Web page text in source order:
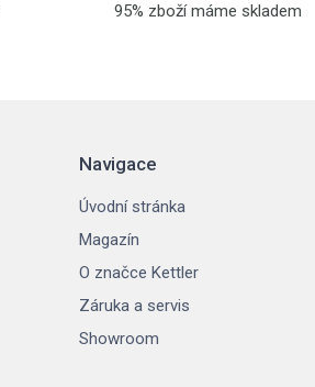
95% zboží máme skladem
Navigace
Úvodní stránka
Magazín
O značce Kettler
Záruka a servis
Showroom